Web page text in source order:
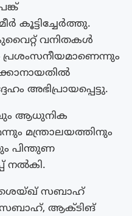
കൂട്ടിച്ചേർത്തു.
വനിതകൾ
അഭിപ്രായപ്പെട്ടു.
ആധുനിക
മന്ത്രാലയത്തിനും
പിന്തുണ
നൽകി.
ശെയ്ഖ് സബാഹ്
ആക്ടിങ്